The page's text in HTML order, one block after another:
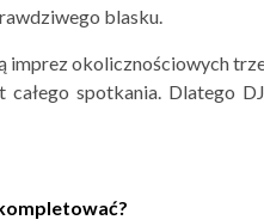
blasku.
imprez okolicznościowych
całego spotkania. Dlatego